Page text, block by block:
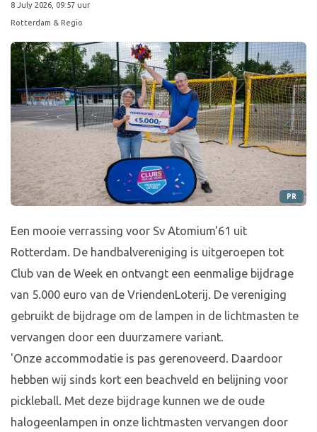
8 July 2026, 09:57 uur
Rotterdam & Regio
PR
Een mooie verrassing voor Sv Atomium'61 uit
Rotterdam. De handbalvereniging is uitgeroepen tot
Club van de Week en ontvangt een eenmalige bijdrage
van 5.000 euro van de VriendenLoterij. De vereniging
gebruikt de bijdrage om de lampen in de lichtmasten te
vervangen door een duurzamere variant.
'Onze accommodatie is pas gerenoveerd. Daardoor
hebben wij sinds kort een beachveld en belijning voor
pickleball. Met deze bijdrage kunnen we de oude
halogeenlampen in onze lichtmasten vervangen door